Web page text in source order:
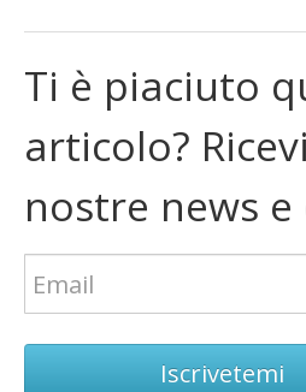
Ti è piaciuto
articolo?
nostre news
Iscrivetemi